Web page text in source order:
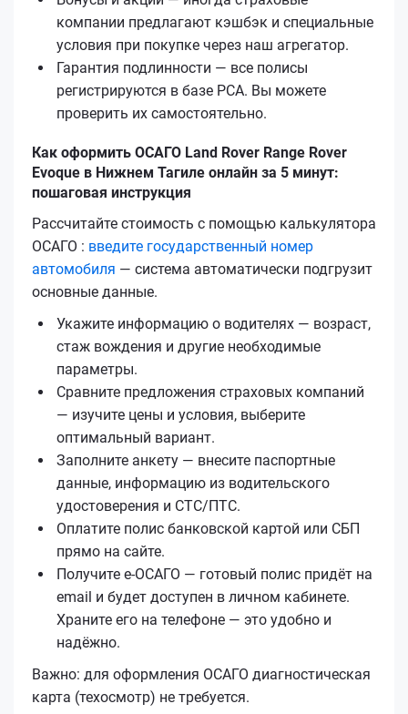
компании предлагают кэшбэк и специальные
условия при покупке через наш агрегатор.
Гарантия подлинности — все полисы
регистрируются в базе РСА. Вы можете
проверить их самостоятельно.
Как оформить ОСАГО Land Rover Range Rover
Evoque в Нижнем Тагиле онлайн за 5 минут:
пошаговая инструкция
Рассчитайте стоимость с помощью калькулятора
ОСАГО : введите государственный номер
автомобиля — система автоматически подгрузит
основные данные.
Укажите информацию о водителях — возраст,
стаж вождения и другие необходимые
параметры.
Сравните предложения страховых компаний
— изучите цены и условия, выберите
оптимальный вариант.
Заполните анкету — внесите паспортные
данные, информацию из водительского
удостоверения и СТС/ПТС.
Оплатите полис банковской картой или СБП
прямо на сайте.
Получите е‑ОСАГО — готовый полис придёт на
email и будет доступен в личном кабинете.
Храните его на телефоне — это удобно и
надёжно.
Важно: для оформления ОСАГО диагностическая
карта (техосмотр) не требуется.